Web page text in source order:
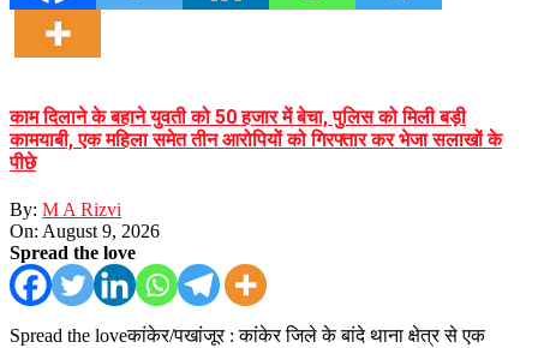
काम दिलाने के बहाने युवती को 50 हजार में बेचा, पुलिस को मिली बड़ी
कामयाबी, एक महिला समेत तीन आरोपियों को गिरफ्तार कर भेजा सलाखों के
पीछे
By: M A Rizvi
On: August 9, 2026
Spread the love
Spread the loveकांकेर/पखांजूर : कांकेर जिले के बांदे थाना क्षेत्र से एक